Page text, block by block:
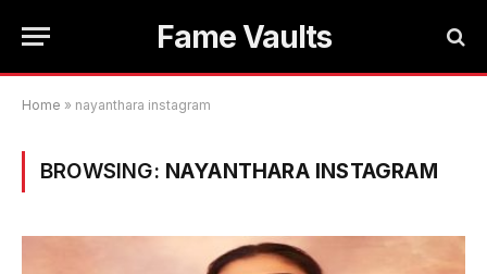
Fame Vaults
Home » nayanthara instagram
BROWSING: NAYANTHARA INSTAGRAM